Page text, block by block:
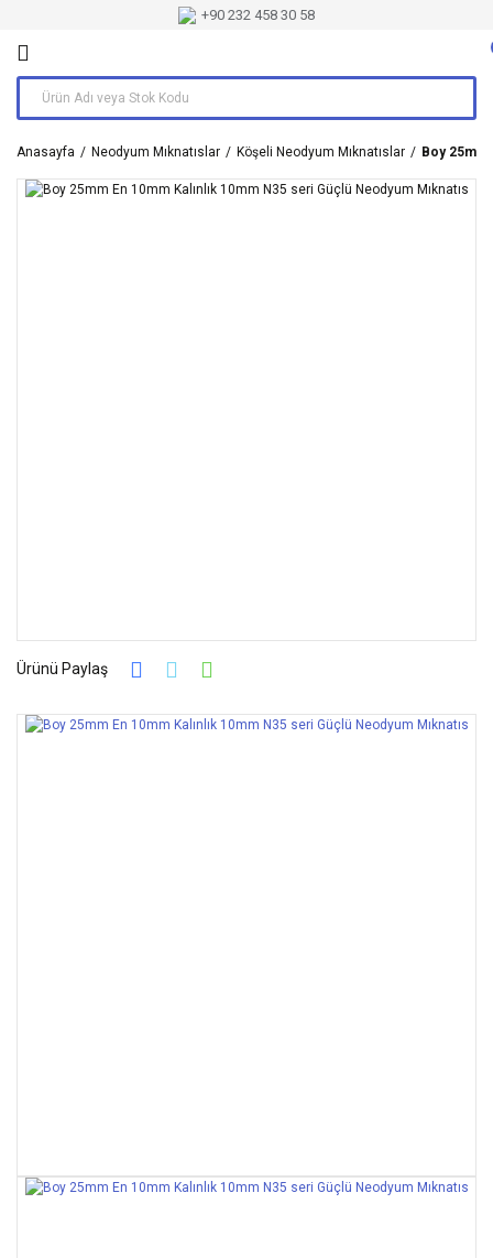
+90 232 458 30 58
Anasayfa Neodyum Mıknatıslar Köşeli Neodyum Mıknatıslar Boy 25mm
Ürünü Paylaş